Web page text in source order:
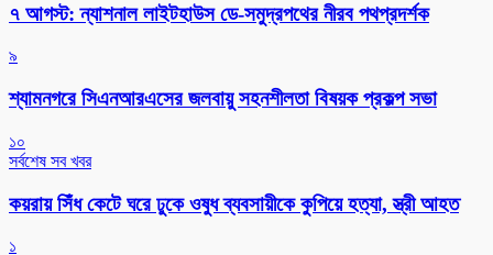
৭ আগস্ট: ন্যাশনাল লাইটহাউস ডে-সমুদ্রপথের নীরব পথপ্রদর্শক
৯
শ্যামনগরে সিএনআরএসের জলবায়ু সহনশীলতা বিষয়ক প্রকল্প সভা
১০
সর্বশেষ সব খবর
কয়রায় সিঁধ কেটে ঘরে ঢুকে ওষুধ ব্যবসায়ীকে কুপিয়ে হত্যা, স্ত্রী আহত
১